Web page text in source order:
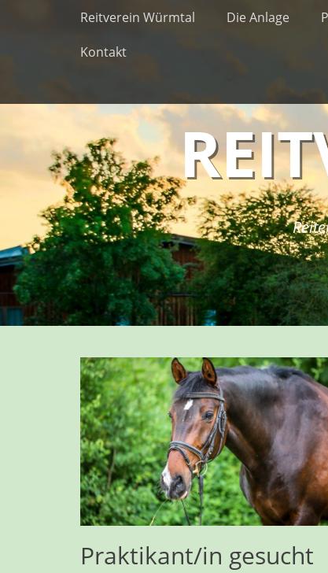
Zum
Inhalt:
Erstes Menü
Reitverein Würmtal Die Anlage
Kontakt
Praktikant/in gesucht